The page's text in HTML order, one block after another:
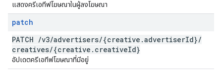
แสดงครีเอทีฟโฆษณาในผู้ลงโฆษณา
patch
PATCH /v3/advertisers/{creative .advertiserId}/
creatives/{creative . creativeId}
อัปเดตครีเอทีฟโฆษณาที่มีอยู่